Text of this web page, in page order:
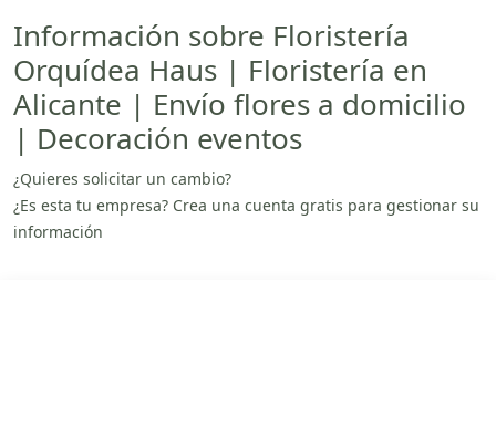
Información sobre Floristería
Orquídea Haus | Floristería en
Alicante | Envío flores a domicilio
| Decoración eventos
¿Quieres solicitar un cambio?
¿Es esta tu empresa? Crea una cuenta gratis para gestionar su
información